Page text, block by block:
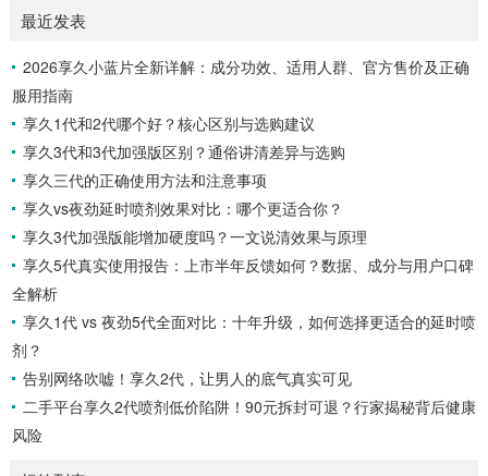
于提高性表现，并增加私处的敏感度，从而改善性生活。如果
足你的生理需求。女性快感增强液的使用方法女性快感...
最近发表
2026享久小蓝片全新详解：成分功效、适用人群、官方售价及正确
服用指南
享久1代和2代哪个好？核心区别与选购建议
享久3代和3代加强版区别？通俗讲清差异与选购
享久三代的正确使用方法和注意事项
享久vs夜劲延时喷剂效果对比：哪个更适合你？
享久3代加强版能增加硬度吗？一文说清效果与原理
享久5代真实使用报告：上市半年反馈如何？数据、成分与用户口碑
全解析
享久1代 vs 夜劲5代全面对比：十年升级，如何选择更适合的延时喷
剂？
告别网络吹嘘！享久2代，让男人的底气真实可见
二手平台享久2代喷剂低价陷阱！90元拆封可退？行家揭秘背后健康
风险